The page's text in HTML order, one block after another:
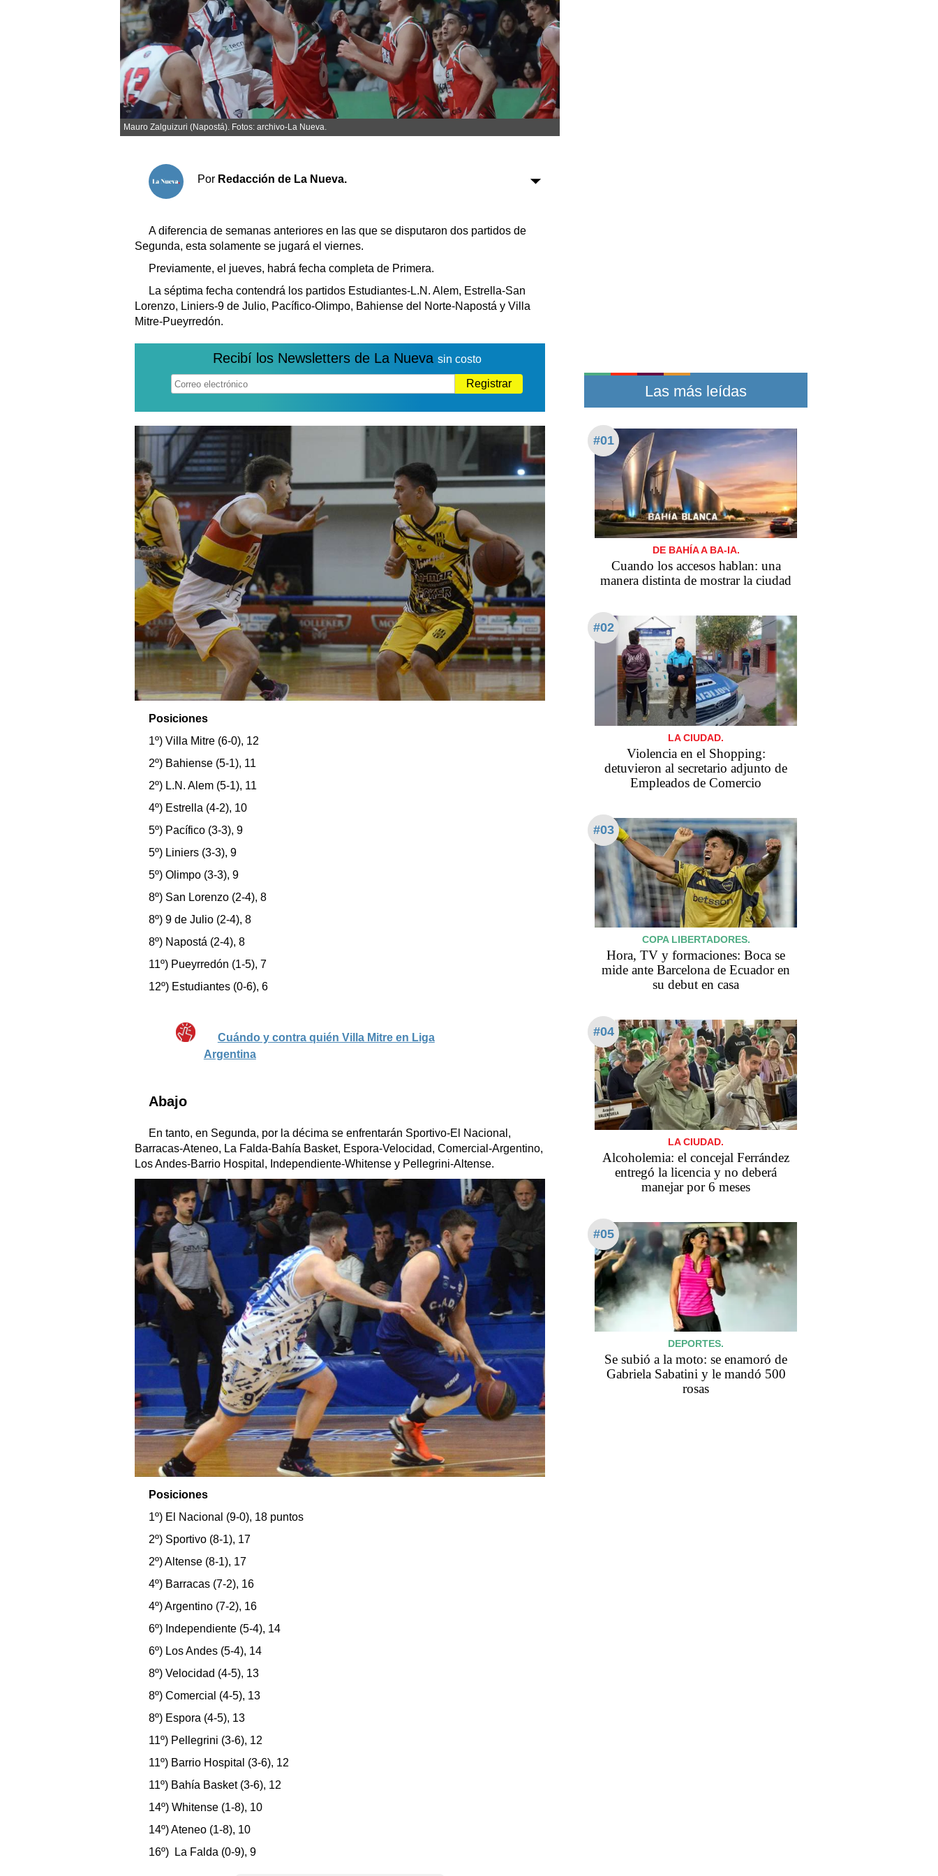
Sociedad y tiempo libre
Sociedad
Tecnología
Turismo
Salud
Es viral
El tiempo
Cartón Lleno
Clasificados
Horóscopo
Servicios
Farmacias
Transportes
Loterías
Fúnebres
Mauro Zalguizuri (Napostá). Fotos: archivo-La Nueva.
Por Redacción de La Nueva.
A diferencia de semanas anteriores en las que se disputaron dos partidos de
Segunda, esta solamente se jugará el viernes.
Previamente, el jueves, habrá fecha completa de Primera.
La séptima fecha contendrá los partidos Estudiantes-L.N. Alem, Estrella-San
Lorenzo, Liniers-9 de Julio, Pacífico-Olimpo, Bahiense del Norte-Napostá y Villa
Mitre-Pueyrredón.
Recibí los Newsletters de La Nueva sin costo
Registrar
Posiciones
1º) Villa Mitre (6-0), 12
2º) Bahiense (5-1), 11
2º) L.N. Alem (5-1), 11
4º) Estrella (4-2), 10
5º) Pacífico (3-3), 9
5º) Liniers (3-3), 9
5º) Olimpo (3-3), 9
8º) San Lorenzo (2-4), 8
8º) 9 de Julio (2-4), 8
8º) Napostá (2-4), 8
11º) Pueyrredón (1-5), 7
12º) Estudiantes (0-6), 6
Cuándo y contra quién Villa Mitre en Liga
Argentina
Abajo
En tanto, en Segunda, por la décima se enfrentarán Sportivo-El Nacional,
Barracas-Ateneo, La Falda-Bahía Basket, Espora-Velocidad, Comercial-Argentino,
Los Andes-Barrio Hospital, Independiente-Whitense y Pellegrini-Altense.
Posiciones
1º) El Nacional (9-0), 18 puntos
2º) Sportivo (8-1), 17
2º) Altense (8-1), 17
4º) Barracas (7-2), 16
4º) Argentino (7-2), 16
6º) Independiente (5-4), 14
6º) Los Andes (5-4), 14
8º) Velocidad (4-5), 13
8º) Comercial (4-5), 13
8º) Espora (4-5), 13
11º) Pellegrini (3-6), 12
11º) Barrio Hospital (3-6), 12
11º) Bahía Basket (3-6), 12
14º) Whitense (1-8), 10
14º) Ateneo (1-8), 10
16º) La Falda (0-9), 9
Las más leídas
#01
DE BAHÍA A BA-IA.
Cuando los accesos hablan: una
manera distinta de mostrar la ciudad
#02
LA CIUDAD.
Violencia en el Shopping:
detuvieron al secretario adjunto de
Empleados de Comercio
#03
COPA LIBERTADORES.
Hora, TV y formaciones: Boca se
mide ante Barcelona de Ecuador en
su debut en casa
#04
LA CIUDAD.
Alcoholemia: el concejal Ferrández
entregó la licencia y no deberá
manejar por 6 meses
#05
DEPORTES.
Se subió a la moto: se enamoró de
Gabriela Sabatini y le mandó 500
rosas